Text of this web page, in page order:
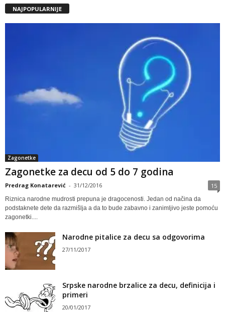
NAJPOPULARNIJE
Zagonetke
Zagonetke za decu od 5 do 7 godina
Predrag Konatarević - 31/12/2016 15
Riznica narodne mudrosti prepuna je dragocenosti. Jedan od načina da
podstaknete dete da razmišlja a da to bude zabavno i zanimljivo jeste pomoću
zagonetki....
Narodne pitalice za decu sa odgovorima
27/11/2017
Srpske narodne brzalice za decu, definicija i
primeri
20/01/2017